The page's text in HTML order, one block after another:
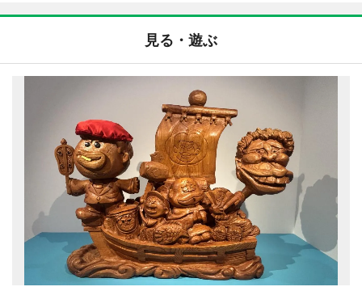
見る・遊ぶ